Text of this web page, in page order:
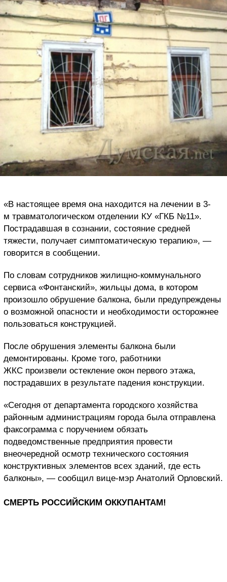
«В настоящее время она находится на лечении в 3-
м травматологическом отделении КУ «ГКБ №11».
Пострадавшая в сознании, состояние средней
тяжести, получает симптоматическую терапию», —
говорится в сообщении.
По словам сотрудников жилищно-коммунального
сервиса «Фонтанский», жильцы дома, в котором
произошло обрушение балкона, были предупреждены
о возможной опасности и необходимости осторожнее
пользоваться конструкцией.
После обрушения элементы балкона были
демонтированы. Кроме того, работники
ЖКС произвели остекление окон первого этажа,
пострадавших в результате падения конструкции.
«Сегодня от департамента городского хозяйства
районным администрациям города была отправлена
факсограмма с поручением обязать
подведомственные предприятия провести
внеочередной осмотр технического состояния
конструктивных элементов всех зданий, где есть
балконы», — сообщил вице-мэр Анатолий Орловский.
СМЕРТЬ РОССИЙСКИМ ОККУПАНТАМ!